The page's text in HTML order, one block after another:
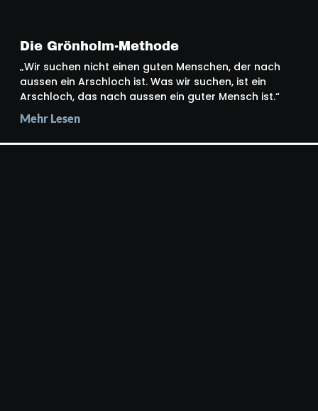
Die Grönholm-Methode
„Wir suchen nicht einen guten Menschen, der nach
aussen ein Arschloch ist. Was wir suchen, ist ein
Arschloch, das nach aussen ein guter Mensch ist.“
Mehr Lesen